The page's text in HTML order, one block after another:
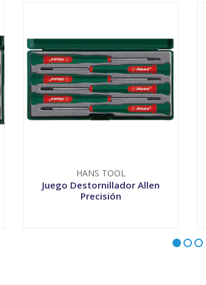
HANS TOOL
Juego Destornillador Allen
Precisión